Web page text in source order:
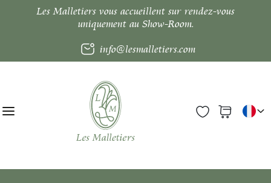
Les Malletiers vous accueillent sur rendez-vous
uniquement au Show-Room.
info@lesmalletiers.com